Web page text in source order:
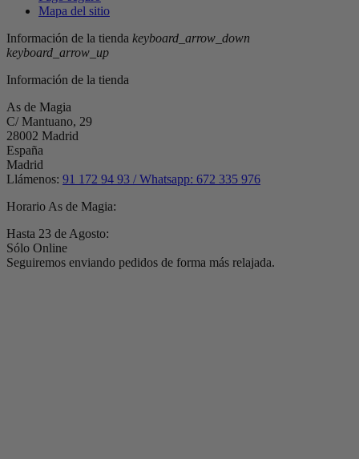
Mapa del sitio
Información de la tienda keyboard_arrow_down
keyboard_arrow_up
Información de la tienda
As de Magia
C/ Mantuano, 29
28002 Madrid
España
Madrid
Llámenos: 91 172 94 93 / Whatsapp: 672 335 976
Horario As de Magia:
Hasta 23 de Agosto:
Sólo Online
Seguiremos enviando pedidos de forma más relajada.